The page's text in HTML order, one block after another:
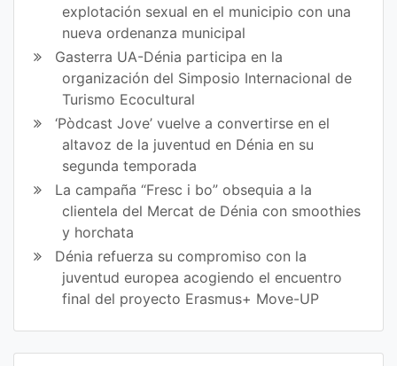
explotación sexual en el municipio con una
nueva ordenanza municipal
Gasterra UA-Dénia participa en la
organización del Simposio Internacional de
Turismo Ecocultural
‘Pòdcast Jove’ vuelve a convertirse en el
altavoz de la juventud en Dénia en su
segunda temporada
La campaña “Fresc i bo” obsequia a la
clientela del Mercat de Dénia con smoothies
y horchata
Dénia refuerza su compromiso con la
juventud europea acogiendo el encuentro
final del proyecto Erasmus+ Move-UP